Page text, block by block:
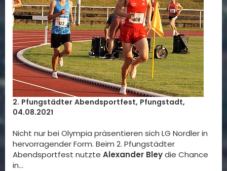
2. Pfungstädter Abendsportfest, Pfungstadt,
04.08.2021
Nicht nur bei Olympia präsentieren sich LG Nordler in
hervorragender Form. Beim 2. Pfungstädter
Abendsportfest nutzte Alexander Bleydie Chance
in…